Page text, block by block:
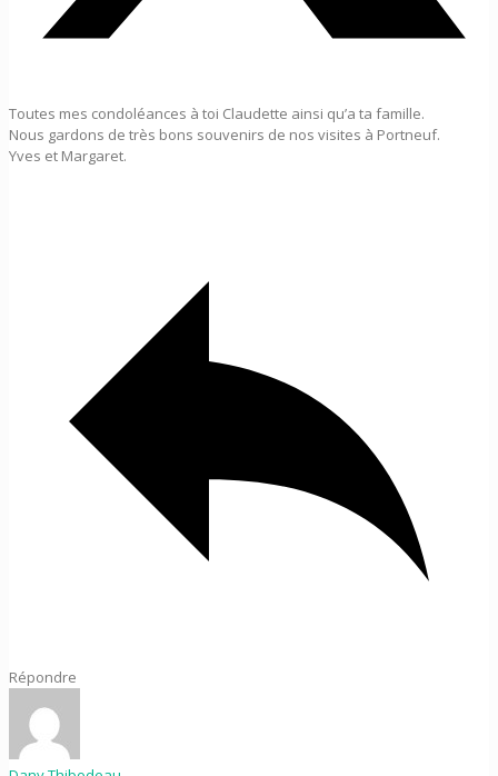
Toutes mes condoléances à toi Claudette ainsi qu’a ta famille.
Nous gardons de très bons souvenirs de nos visites à Portneuf.
Yves et Margaret.
Répondre